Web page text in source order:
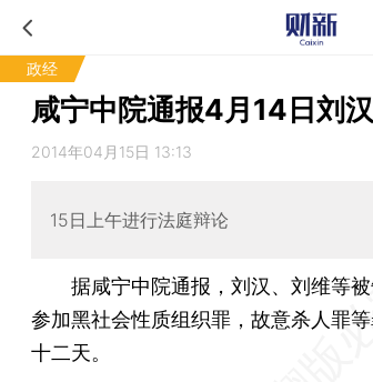
政经
咸宁中院通报4月14日刘
2014年04月15日 13:13
15日上午进行法庭辩论
据咸宁中院通报，刘汉、刘维等被
参加黑社会性质组织罪，故意杀人罪
十二天。